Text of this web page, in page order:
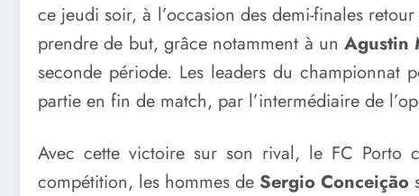
ce jeudi soir, à l’occasion des demi-finales
prendre de but, grâce notamment à unAgustin
seconde période. Les leaders du championnat
partie en fin de match, par l’intermédiaire de
Avec cette victoire sur son rival, le FC Porto
compétition, les hommes de Sergio Conceição